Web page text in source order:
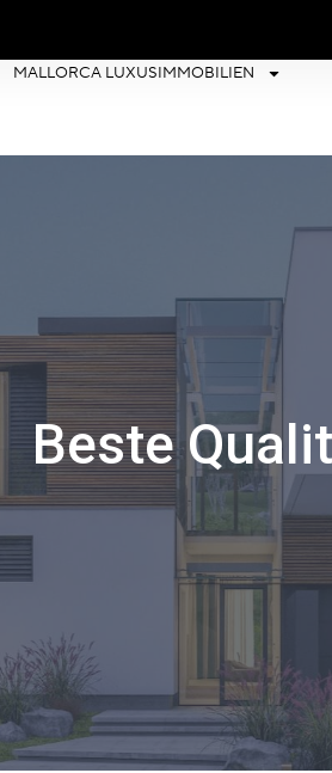
MALLORCA LUXUSIMMOBILIEN
Beste